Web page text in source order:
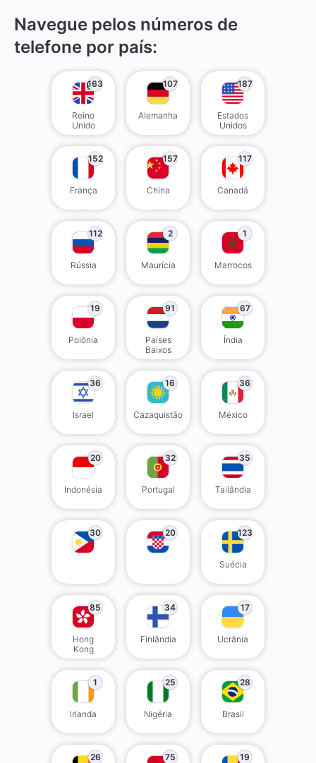
Navegue pelos números de
telefone por país:
163
Reino
Unido
107
Alemanha
187
Estados
Unidos
152
França
157
China
117
Canadá
112
Rússia
2
Maurícia
1
Marrocos
19
Polônia
91
Países
Baixos
67
Índia
36
Israel
16
Cazaquistão
36
México
20
Indonésia
32
Portugal
35
Tailândia
30 20 123
Suécia
85
Hong
Kong
34
Finlândia
17
Ucrânia
1
Irlanda
25
Nigéria
28
Brasil
26 75 19